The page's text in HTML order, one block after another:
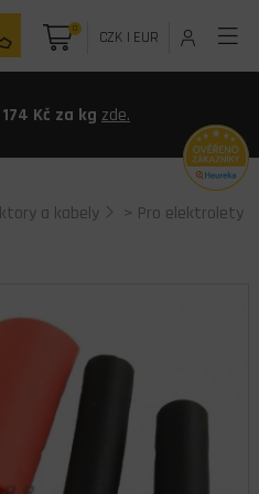
0 CZK| EUR
174 Kč za kg zde.
a kabely > Pro elektrolety